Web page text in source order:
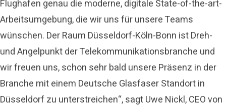
Flughafen genau die moderne, digitale State-of-the-art-
Arbeitsumgebung, die wir uns für unsere Teams
wünschen. Der Raum Düsseldorf-Köln-Bonn ist Dreh-
und Angelpunkt der Telekommunikationsbranche und
wir freuen uns, schon sehr bald unsere Präsenz in der
Branche mit einem Deutsche Glasfaser Standort in
Düsseldorf zu unterstreichen“, sagt Uwe Nickl, CEO von